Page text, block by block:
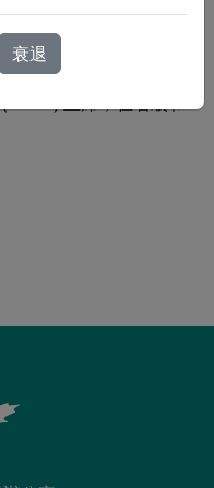
的虛擬護理模式開
理圈的治療效果和溝
主席，在省級和
衰退